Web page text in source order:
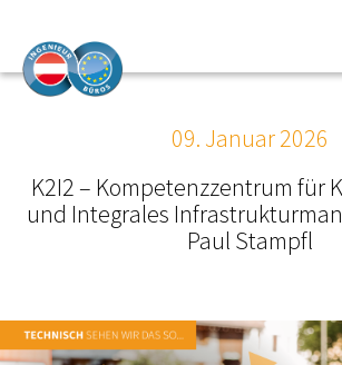
DAS INGENIEURBÜRO
09. Januar 2026
K2I2 – Kompetenzzentrum für
und Integrales
Paul Stampfl